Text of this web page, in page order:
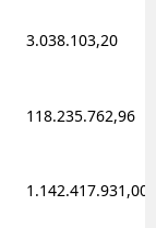
3.038.103,20
118.235.762,96
1.142.417.931,00